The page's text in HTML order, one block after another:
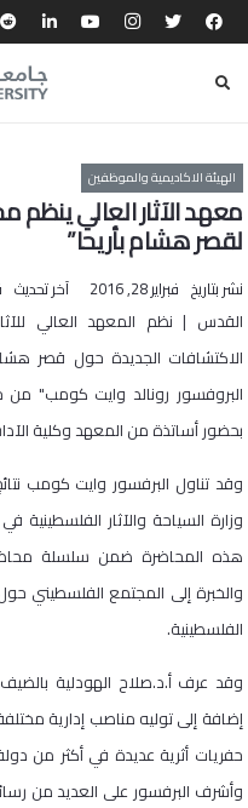
الهيئة الاكاديمية والموظفين
معهد الآثار العالي
لقصر هشام بأريحا”
نشر بتاريخ فبراير 28, 2016 آخر تحديث
القدس | نظم المعهد العالي
الاكتشافات الجديدة حول قصر
البروفسور رونالد وايت كومب" من
بحضور أساتذة من المعهد وكلية
وقد تناول البرفسور وايت كومب
وزارة السياحة والآثار
هذه المحاضرة ضمن سلسلة
والخبرة إلى المجتمع الفلسطيني
الفلسطينية.
وقد عرف أ.د.صلاح الهودلية بالضيف
إضافة إلى توليه مناصب إدارية
حفريات أثرية عديدة في أكثر من
وأشرف البرفسور على العديد من